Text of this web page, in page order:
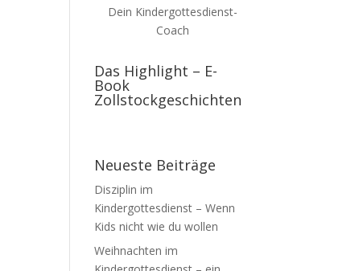
Dein Kindergottesdienst-
Coach
Das Highlight – E-
Book
Zollstockgeschichten
Neueste Beiträge
Disziplin im
Kindergottesdienst – Wenn
Kids nicht wie du wollen
Weihnachten im